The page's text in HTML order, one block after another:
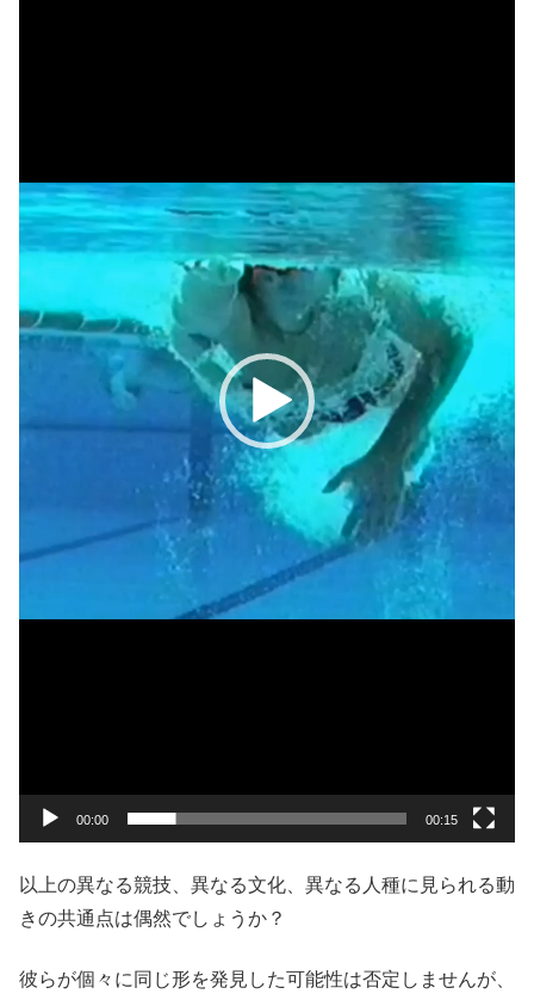
00:00 00:15
以上の異なる競技、異なる文化、異なる人種に見られる動
きの共通点は偶然でしょうか？
彼らが個々に同じ形を発見した可能性は否定しませんが、